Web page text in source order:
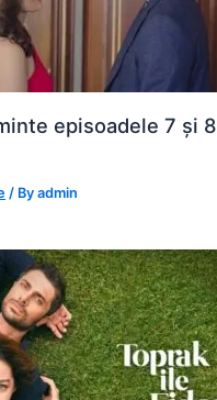
episoadele 7 și 8
/ Byadmin